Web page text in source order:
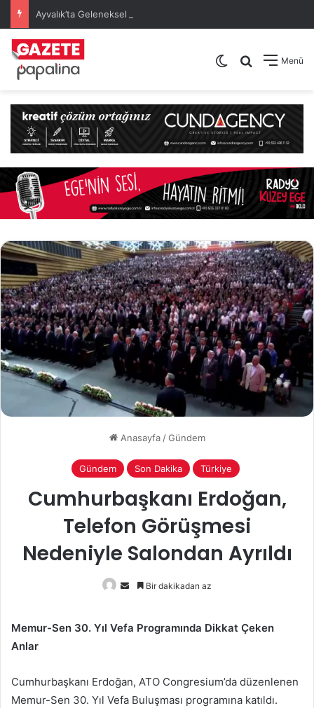
Menü
Arama yap
Dış görünümü
Anasayfa / Gündem
Gündem Son Dakika Türkiye
Cumhurbaşkanı Erdoğan,
Telefon Görüşmesi
Nedeniyle Salondan Ayrıldı
Bir
göndermek
Bir dakikadan az
Memur-Sen 30. Yıl Vefa Programında Dikkat Çeken
Anlar
Cumhurbaşkanı Erdoğan, ATO Congresium’da düzenlenen
Memur-Sen 30. Yıl Vefa Buluşması programına katıldı.